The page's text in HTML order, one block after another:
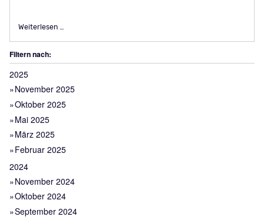
Weiterlesen …
Filtern nach:
2025
November 2025
Oktober 2025
Mai 2025
März 2025
Februar 2025
2024
November 2024
Oktober 2024
September 2024